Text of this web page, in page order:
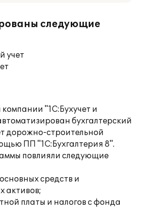
следующие
учет
"1С:Бухучет и
бухгалтерский
дорожно-строительной
ПП "1С:Бухгалтерия 8".
повлияли следующие
средств и
активов;
платы и налогов с фонда